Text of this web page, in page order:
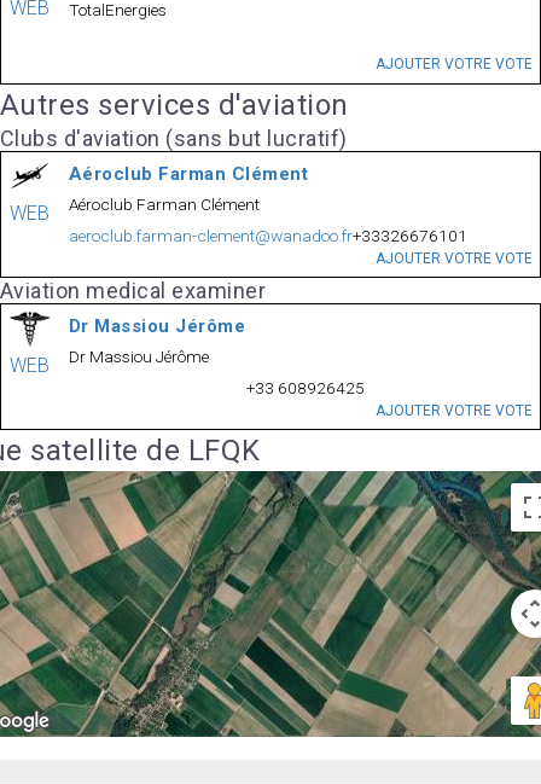
WEB TotalEnergies
AJOUTER VOTRE VOTE
Autres services d'aviation
Clubs d'aviation (sans but lucratif)
WEB
Aéroclub Farman Clément
Aéroclub Farman Clément
aeroclub.farman-clement@wanadoo.fr+33326676101
AJOUTER VOTRE VOTE
Aviation medical examiner
WEB
Dr Massiou Jérôme
Dr Massiou Jérôme
+33 608926425
AJOUTER VOTRE VOTE
satellite de LFQK